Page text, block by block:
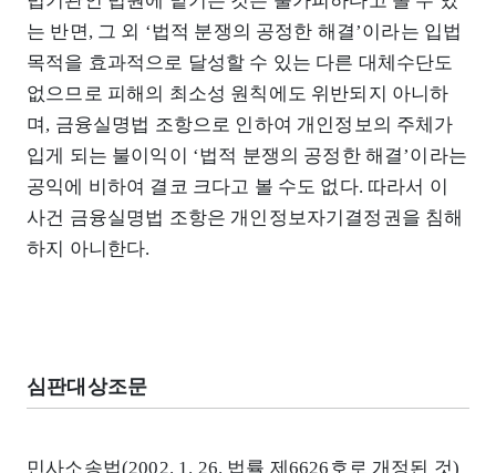
는 반면, 그 외 ‘법적 분쟁의 공정한 해결’이라는 입법
목적을 효과적으로 달성할 수 있는 다른 대체수단도
없으므로 피해의 최소성 원칙에도 위반되지 아니하
며, 금융실명법 조항으로 인하여 개인정보의 주체가
입게 되는 불이익이 ‘법적 분쟁의 공정한 해결’이라는
공익에 비하여 결코 크다고 볼 수도 없다. 따라서 이
사건 금융실명법 조항은 개인정보자기결정권을 침해
하지 아니한다.
심판대상조문
민사소송법(2002. 1. 26. 법률 제6626호로 개정된 것)